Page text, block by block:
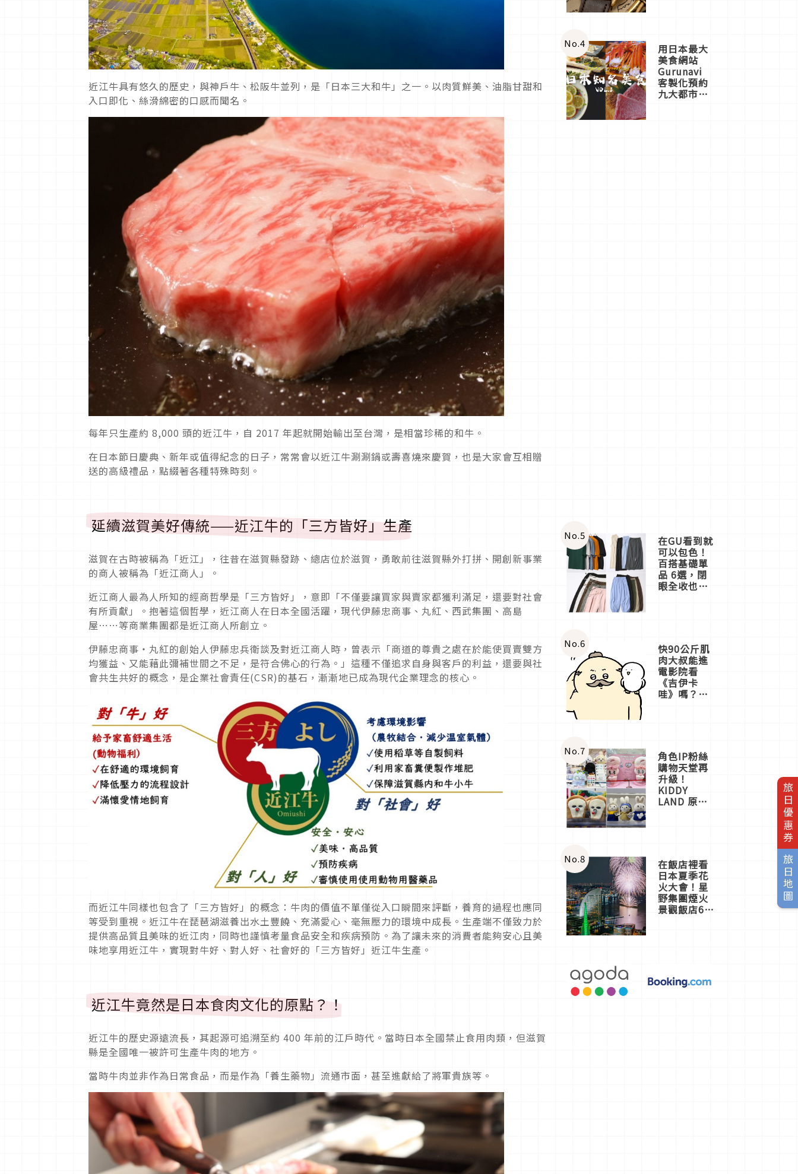
旅日優惠券
旅日地圖
近江牛具有悠久的歷史，與神戶牛、松阪牛並列，是「日本三大和牛」之一。以肉質鮮美、油脂甘甜和
入口即化、絲滑綿密的口感而聞名。
每年只生產約 8,000 頭的近江牛，自 2017 年起就開始輸出至台灣，是相當珍稀的和牛。
在日本節日慶典、新年或值得紀念的日子，常常會以近江牛涮涮鍋或壽喜燒來慶賀，也是大家會互相贈
送的高級禮品，點綴著各種特殊時刻。
延續滋賀美好傳統——近江牛的「三方皆好」生產
滋賀在古時被稱為「近江」，往昔在滋賀縣發跡、總店位於滋賀，勇敢前往滋賀縣外打拼、開創新事業
的商人被稱為「近江商人」。
近江商人最為人所知的經商哲學是「三方皆好」，意即「不僅要讓買家與賣家都獲利滿足，還要對社會
有所貢獻」。抱著這個哲學，近江商人在日本全國活躍，現代伊藤忠商事、丸紅、西武集團、高島
屋⋯⋯等商業集團都是近江商人所創立。
伊藤忠商事・丸紅的創始人伊藤忠兵衛談及對近江商人時，曾表示「商道的尊貴之處在於能使買賣雙方
均獲益、又能藉此彌補世間之不足，是符合佛心的行為。」這種不僅追求自身與客戶的利益，還要與社
會共生共好的概念，是企業社會責任(CSR)的基石，漸漸地已成為現代企業理念的核心。
而近江牛同樣也包含了「三方皆好」的概念：牛肉的價值不單僅從入口瞬間來評斷，養育的過程也應同
等受到重視。近江牛在琵琶湖滋養出水土豐饒、充滿愛心、毫無壓力的環境中成長。生產端不僅致力於
提供高品質且美味的近江肉，同時也謹慎考量食品安全和疾病預防。為了讓未來的消費者能夠安心且美
味地享用近江牛，實現對牛好、對人好、社會好的「三方皆好」近江牛生產。
近江牛竟然是日本食肉文化的原點？！
近江牛的歷史源遠流長，其起源可追溯至約 400 年前的江戶時代。當時日本全國禁止食用肉類，但滋賀
縣是全國唯一被許可生產牛肉的地方。
當時牛肉並非作為日常食品，而是作為「養生藥物」流通市面，甚至進獻給了將軍貴族等。
No.4 用日本最大
美食網站
Gurunavi
客製化預約
九大都市餐
No.5 在GU看到就
可以包色！
百搭基礎單
品 6選，閉
眼全收也不
No.6 快90公斤肌
肉大叔能進
電影院看
《吉伊卡
哇》嗎？日
一同給出了
答案
No.7 角色IP粉絲
購物天堂再
升級！
KIDDY
LAND 原宿
店3分即達
No.8 在飯店裡看
日本夏季花
火大會！星
野集團煙火
景觀飯店6